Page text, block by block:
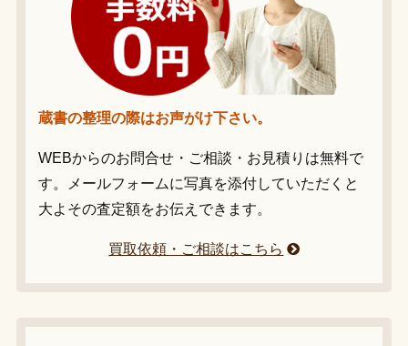
蔵書の整理の際はお声がけ下さい。
WEBからのお問合せ・ご相談・お見積りは無料で
す。メールフォームに写真を添付していただくと
大よその査定額をお伝えできます。
買取依頼・ご相談はこちら